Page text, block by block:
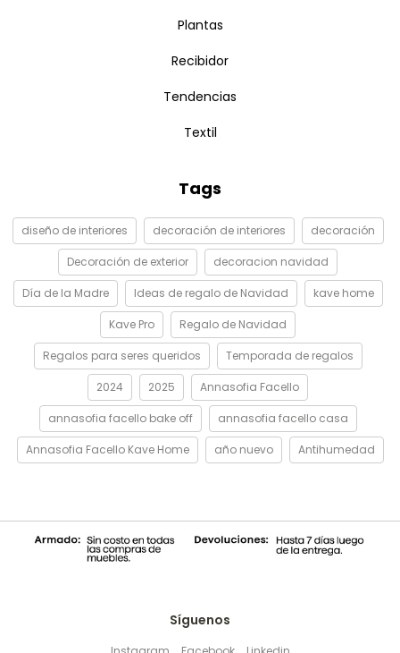
Plantas
Recibidor
Tendencias
Textil
Tags
diseño de interiores decoración de interiores decoración
Decoración de exterior decoracion navidad
Día de la Madre Ideas de regalo de Navidad kave home
Kave Pro Regalo de Navidad
Regalos para seres queridos Temporada de regalos
2024 2025 Annasofia Facello
annasofia facello bake off annasofia facello casa
Annasofia Facello Kave Home año nuevo Antihumedad
Síguenos